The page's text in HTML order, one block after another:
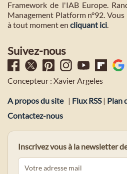
Framework de l'IAB Europe.
Management Platform n°92.
à tout moment en cliquant ici.
Suivez-nous
Concepteur : Xavier Argeles
A propos du site | Flux RSS| Plan
Contactez-nous
Inscrivez vous à la newsletter